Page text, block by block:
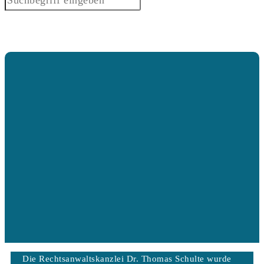
Die Rechtsanwaltskanzlei Dr. Thomas Schulte wurde